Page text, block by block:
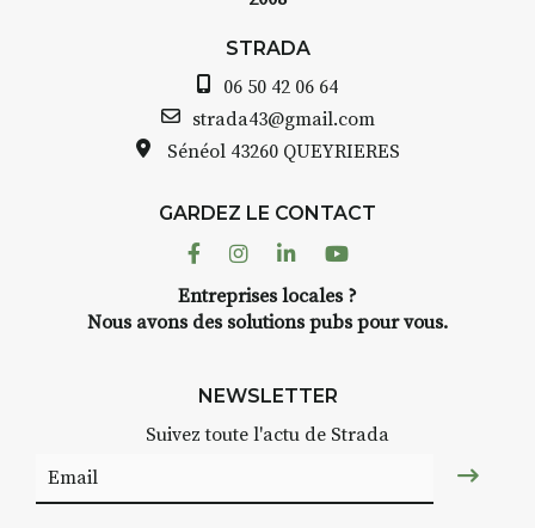
STRADA
06 50 42 06 64
strada43@gmail.com
Sénéol 43260 QUEYRIERES
GARDEZ LE CONTACT
FacebookInstagram
LinkedinYoutube
Entreprises locales ?
Nous avons des solutions pubs pour vous.
NEWSLETTER
Suivez toute l'actu de Strada